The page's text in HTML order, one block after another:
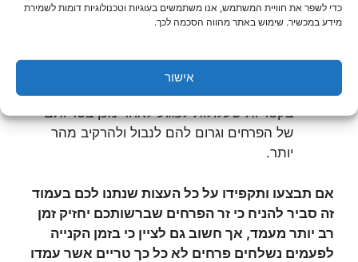
כדי לשפר את חוויית המשתמש, אנו משתמשים בעוגיות וטכנולוגיות דומות לשמירת
מידע במכשיר. שימוש באתר מהווה הסכמה לכך.
אישור
הסרת העלים התחתונים מקו המים- במידה
מתקדמת, ריקבון זה אם יקרה עלול לשמש
כמשטח פורה לדגירתם והתפתחותם של
בקטריות שעלולות לפגוע לאחר מכן בטריותם
של הפרחים וגרום להם לנבול ולהרקיב מהר
יותר.
אם תבצעו ותקפידו על כל העצות שנתנו לכם בעמוד
זה סביר להניח כי זר הפרחים שברשותכם יחזיק זמן
רב יותר מעמד, אך חשוב גם לציין כי בזמן הקנייה
לפעמים נשלחים פרחים לא כל כך טריים אשר עמדו